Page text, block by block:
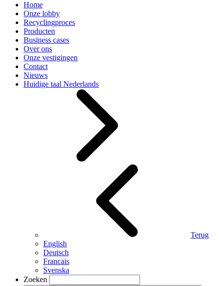
Home
Onze lobby
Recyclingproces
Producten
Business cases
Over ons
Onze vestigingen
Contact
Nieuws
Huidige taal Nederlands
Terug
English
Deutsch
Francais
Svenska
Zoeken